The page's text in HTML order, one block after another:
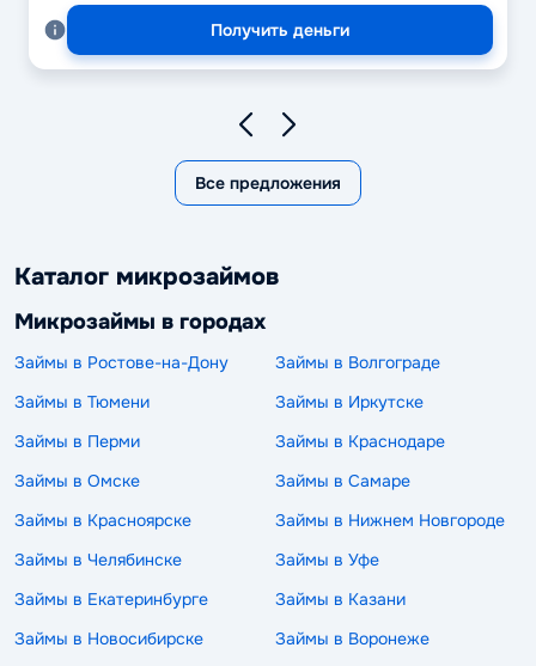
Получить деньги
Все предложения
Каталог микрозаймов
Микрозаймы в городах
Займы в Ростове-на-Дону
Займы в Волгограде
Займы в Тюмени
Займы в Иркутске
Займы в Перми
Займы в Краснодаре
Займы в Омске
Займы в Самаре
Займы в Красноярске
Займы в Нижнем Новгороде
Займы в Челябинске
Займы в Уфе
Займы в Екатеринбурге
Займы в Казани
Займы в Новосибирске
Займы в Воронеже